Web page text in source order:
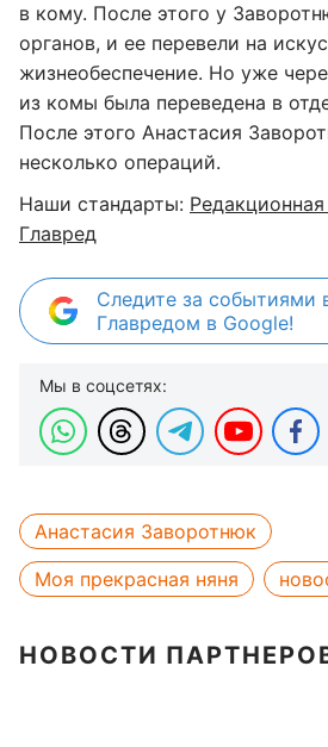
в кому. После этого у
органов, и ее перевели на
жизнеобеспечение. Но уже
из комы была переведена в
После этого Анастасия
несколько операций.
Наши стандарты:
Главред
Следите за событиями
Главредом в Google!
Мы в соцсетях:
Анастасия Заворотнюк
Моя прекрасная няня
НОВОСТИ